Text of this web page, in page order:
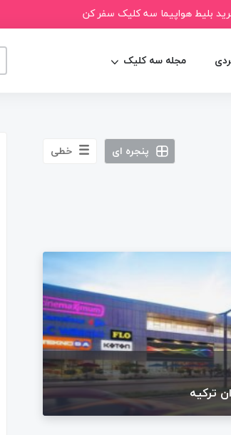
بلیط هواپیما سه کلیک سفر کن
مجله سه کلیک
پنجره ای خطی
ترکیه